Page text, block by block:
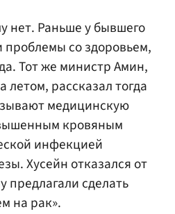
нет. Раньше у бывшего
со здоровьем,
Тот же министр Амин,
рассказал тогда
медицинскую
кровяным
инфекцией
Хусейн отказался от
предлагали сделать
на рак».